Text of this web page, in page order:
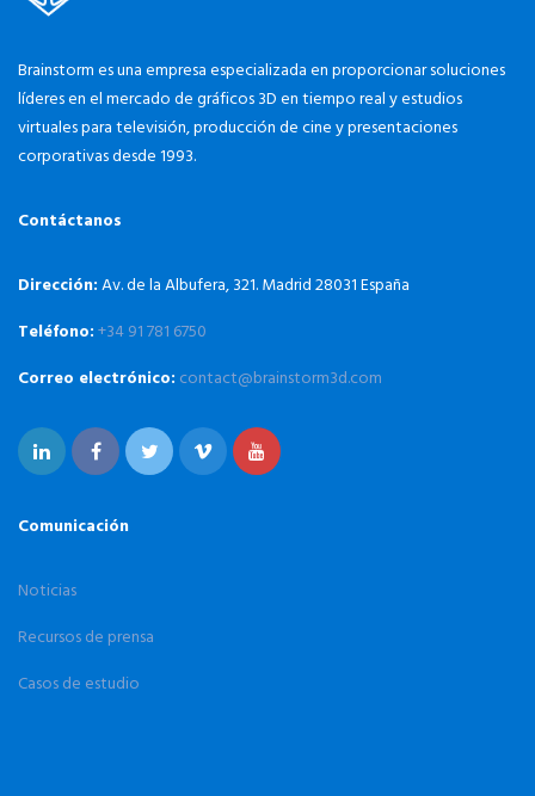
Brainstorm es una empresa especializada en proporcionar soluciones
líderes en el mercado de gráficos 3D en tiempo real y estudios
virtuales para televisión, producción de cine y presentaciones
corporativas desde 1993.
Contáctanos
Dirección:Av. de la Albufera, 321. Madrid 28031 España
Teléfono:+34 91 781 6750
Correo electrónico: contact@brainstorm3d.com
Comunicación
Noticias
Recursos de prensa
Casos de estudio